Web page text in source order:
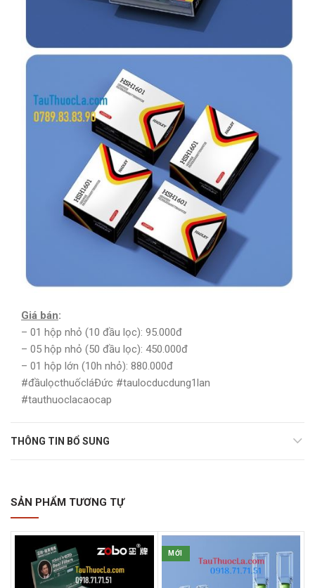
Giá bán:
– 01 hộp nhỏ (10 đầu lọc): 95.000đ
– 05 hộp nhỏ (50 đầu lọc): 450.000đ
– 01 hộp lớn (10h nhỏ): 880.000đ
#đầulọcthuốcláĐức #taulocducdung1lan
#tauthuoclacaocap
THÔNG TIN BỔ SUNG
SẢN PHẨM TƯƠNG TỰ
MỚI